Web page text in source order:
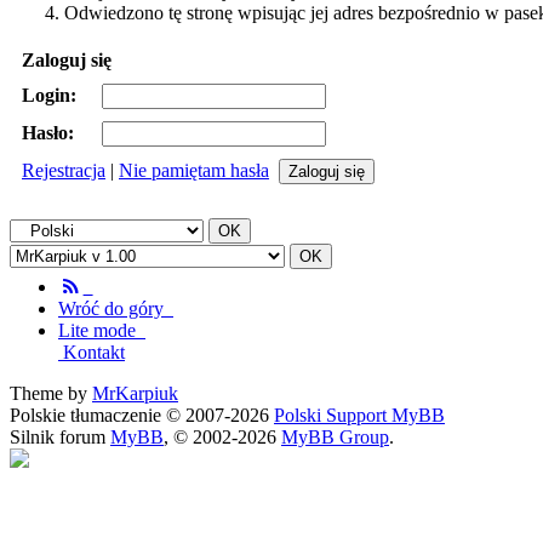
Odwiedzono tę stronę wpisując jej adres bezpośrednio w
Zaloguj się
Login:
Hasło:
Rejestracja | Nie pamiętam hasła
Wróć do góry
Lite mode
Kontakt
Theme by MrKarpiuk
Polskie tłumaczenie © 2007-2026 Polski Support MyBB
Silnik forum MyBB, © 2002-2026 MyBB Group.